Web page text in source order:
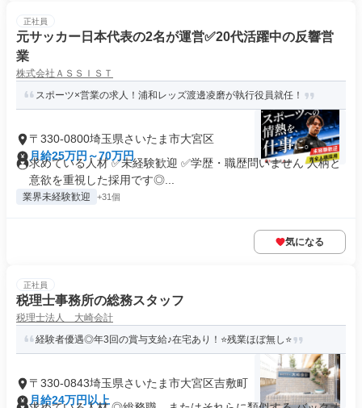
正社員
元サッカー日本代表の2名が運営✅️20代活躍中の反響営
業
株式会社ＡＳＳＩＳＴ
スポーツ×営業の求人！浦和レッズ渡邊凌磨が執行役員就任！
〒330-0800埼玉県さいたま市大宮区
月給25万円～70万円
求めている人材 ✅未経験歓迎 ✅学歴・職歴問いません 人柄と
意欲を重視した採用です◎...
業界未経験歓迎 +31個
気になる
正社員
税理士事務所の総務スタッフ
税理士法人 大崎会計
経験者優遇◎年3回の賞与支給♪在宅あり！⭐残業ほぼ無し⭐
〒330-0843埼玉県さいたま市大宮区吉敷町
月給24万円以上